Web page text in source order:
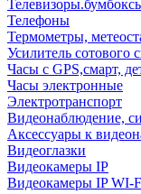
Телефоны
Термометры,
Усилитель сотового
Часы с GPS,смарт,
Часы электронные
Электротранспорт
Видеонаблюдение,
Аксессуары к
Видеоглазки
Видеокамеры IP
Видеокамеры IP WI-